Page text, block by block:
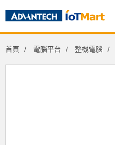
首頁 電腦平台 整機電腦
Solid State Disk